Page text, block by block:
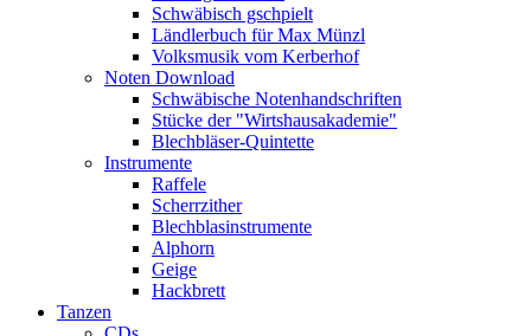
Schwäbisch gschpielt
Ländlerbuch für Max Münzl
Volksmusik vom Kerberhof
Noten Download
Schwäbische Notenhandschriften
Stücke der "Wirtshausakademie"
Blechbläser-Quintette
Instrumente
Raffele
Scherrzither
Blechblasinstrumente
Alphorn
Geige
Hackbrett
Tanzen